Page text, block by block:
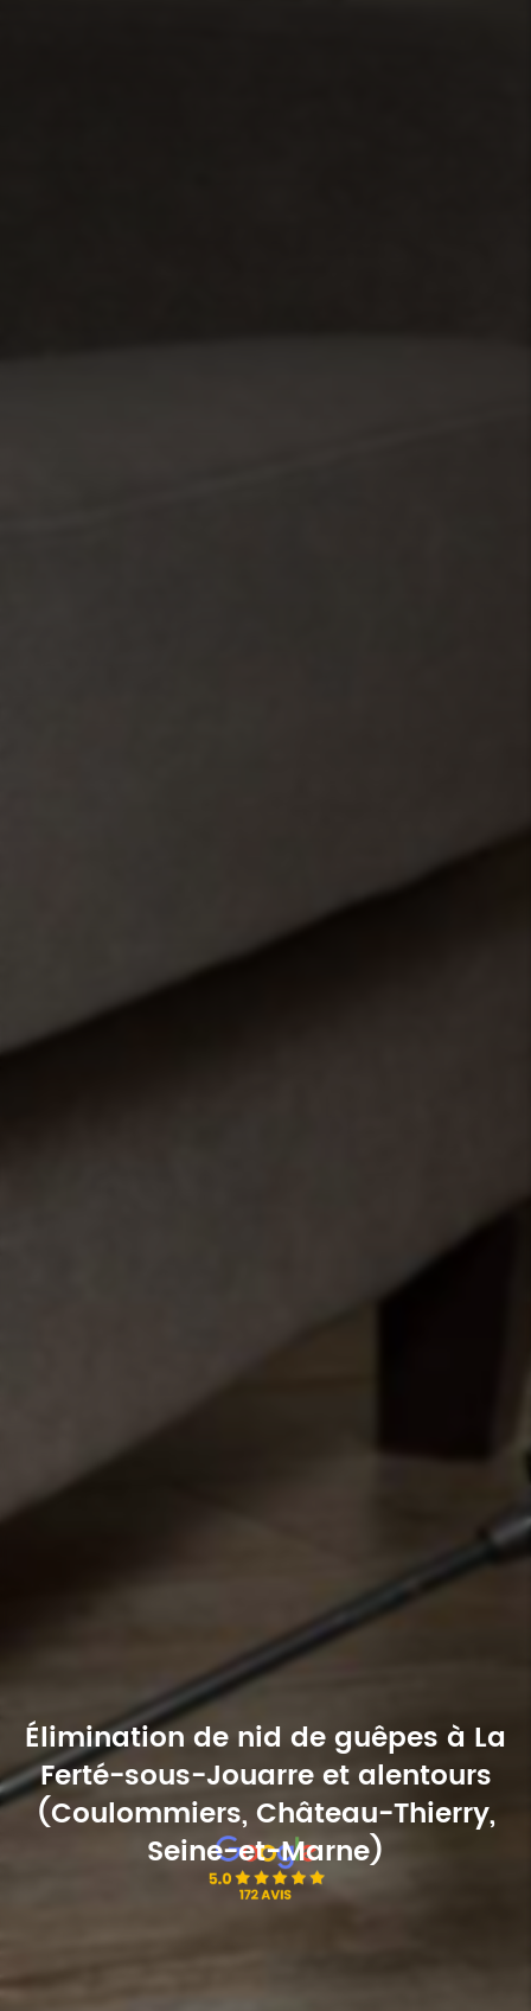
Élimination de nid de guêpes à La
Ferté-sous-Jouarre et alentours
(Coulommiers, Château-Thierry,
Seine-et-Marne)